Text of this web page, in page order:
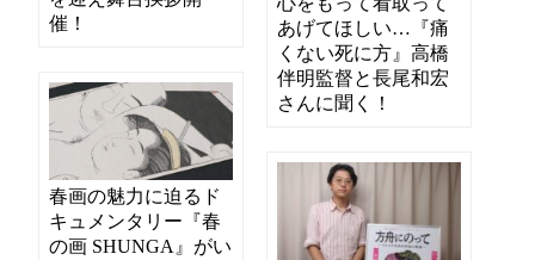
催！
あげてほしい…『痛
くない死に方』高橋
伴明監督と長尾和宏
さんに聞く！
春画の魅力に迫るド
キュメンタリー『春
の画 SHUNGA』がい